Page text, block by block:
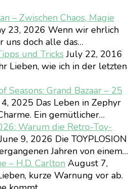
– Zwischen Chaos, Magie
23, 2026 Wenn wir ehrlich
uns doch alle das…
und TricksJuly 22, 2016
Lieben, wie ich in der letzten
Seasons: Grand Bazaar – 25
2025 Das Leben in Zephyr
Ein gemütlicher…
Warum die Retro-Toy-
9, 2026 Die TOYPLOSION
Jahren von einem…
– H.D. Carlton August 7,
kurze Warnung vor ab.